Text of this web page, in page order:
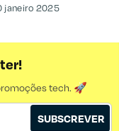
janeiro 2025
tech. 🚀
SUBSCREVER